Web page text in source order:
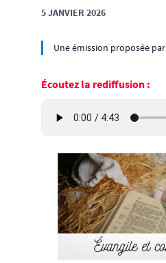
5 JANVIER 2026
Une émission proposée par
Écoutez la rediffusion :